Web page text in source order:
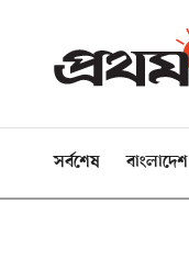
সর্বশেষ বাংলাদেশ